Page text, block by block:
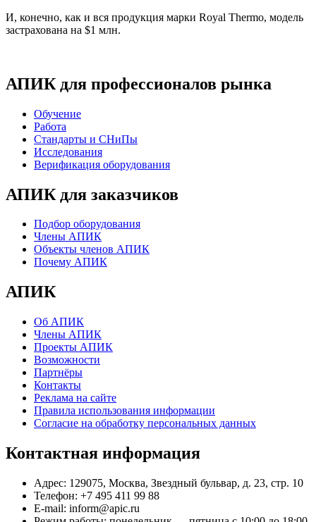
И, конечно, как и вся продукция марки Royal Thermo, модель
застрахована на $1 млн.
АПИК для профессионалов рынка
Обучение
Работа
Стандарты и СНиПы
Исследования
Верификация оборудования
АПИК для заказчиков
Подбор оборудования
Члены АПИК
Объекты членов АПИК
Почему АПИК
АПИК
Об АПИК
Члены АПИК
Проекты АПИК
Возможности
Партнёры
Контакты
Реклама на сайте
Правила использования информации
Согласие на обработку персональных данных
Контактная информация
Адрес: 129075, Москва, Звездный бульвар, д. 23, стр. 10
Телефон: +7 495 411 99 88
E-mail: inform@apic.ru